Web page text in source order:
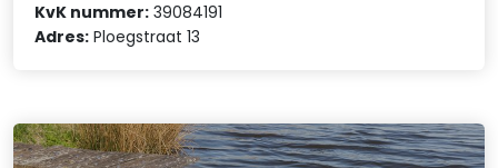
KvK nummer: 39084191
Adres: Ploegstraat 13